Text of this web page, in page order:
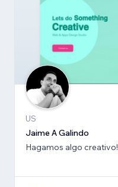
US
Jaime A Galindo
Hagamos algo creativo!